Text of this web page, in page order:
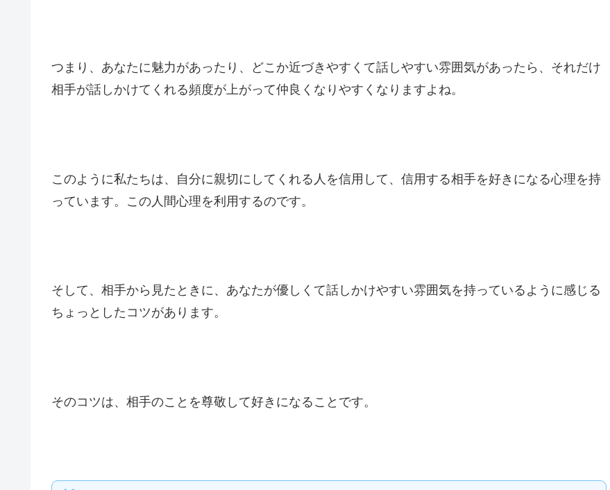
つまり、あなたに魅力があったり、どこか近づきやすくて話しやすい雰囲気があったら、それだけ
相手が話しかけてくれる頻度が上がって仲良くなりやすくなりますよね。
このように私たちは、自分に親切にしてくれる人を信用して、信用する相手を好きになる心理を持
っています。この人間心理を利用するのです。
そして、相手から見たときに、あなたが優しくて話しかけやすい雰囲気を持っているように感じる
ちょっとしたコツがあります。
そのコツは、相手のことを尊敬して好きになることです。